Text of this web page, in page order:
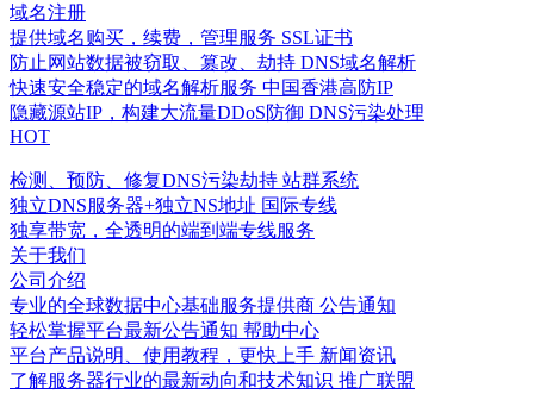
域名注册
提供域名购买，续费，管理服务 SSL证书
防止网站数据被窃取、篡改、劫持 DNS域名解析
快速安全稳定的域名解析服务 中国香港高防IP
隐藏源站IP，构建大流量DDoS防御 DNS污染处理
HOT
检测、预防、修复DNS污染劫持 站群系统
独立DNS服务器+独立NS地址 国际专线
独享带宽，全透明的端到端专线服务
关于我们
公司介绍
专业的全球数据中心基础服务提供商 公告通知
轻松掌握平台最新公告通知 帮助中心
平台产品说明、使用教程，更快上手 新闻资讯
了解服务器行业的最新动向和技术知识 推广联盟